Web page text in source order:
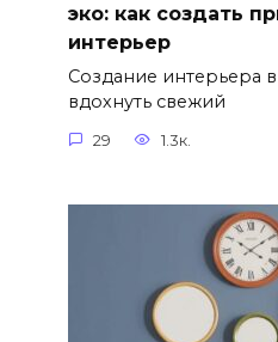
эко: как создать
интерьер
Создание интерьера
вдохнуть свежий
29 1.3к.